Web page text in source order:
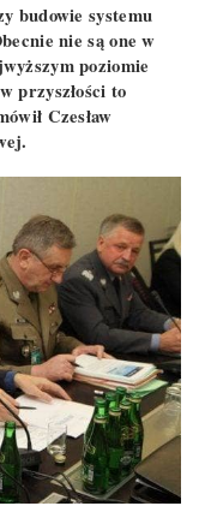
budowie systemu
nie są one w
poziomie
przyszłości to
Czesław